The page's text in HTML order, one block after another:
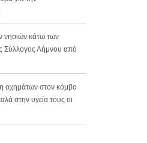
νησιών κάτω των
Σύλλογος Λήμνου από
οχημάτων στον κόμβο
στην υγεία τους οι